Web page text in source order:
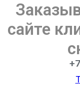
сайте